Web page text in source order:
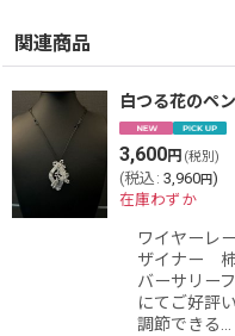
関連商品
白つる花のペ
3,600円 (税別)
(税込 : 3,960円)
在庫わずか
ワイヤーレ
ザイナー
バーサリー
にてご好評
調節できる…